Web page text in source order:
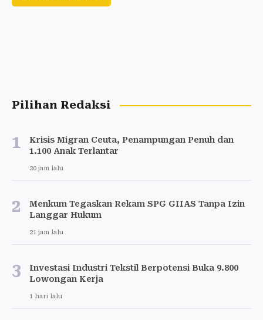
Pilihan Redaksi
1
Krisis Migran Ceuta, Penampungan Penuh dan
1.100 Anak Terlantar
20 jam lalu
2
Menkum Tegaskan Rekam SPG GIIAS Tanpa Izin
Langgar Hukum
21 jam lalu
3
Investasi Industri Tekstil Berpotensi Buka 9.800
Lowongan Kerja
1 hari lalu